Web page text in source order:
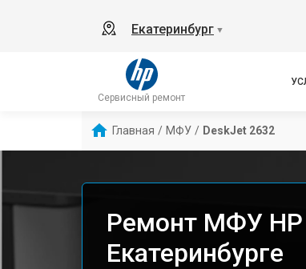
Екатеринбург ▼
Сервисный ремонт
Главная / МФУ / DeskJet 2632
Ремонт МФУ HP
Екатеринбурге